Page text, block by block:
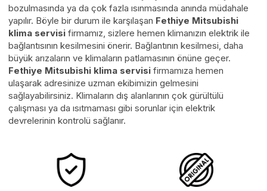
bozulmasında ya da çok fazla ısınmasında anında müdahale
yapılır. Böyle bir durum ile karşılaşan Fethiye Mitsubishi
klima servisi firmamız, sizlere hemen klimanızın elektrik ile
bağlantısının kesilmesini önerir. Bağlantının kesilmesi, daha
büyük arızaların ve klimaların patlamasının önüne geçer.
Fethiye Mitsubishi klima servisi firmamıza hemen
ulaşarak adresinize uzman ekibimizin gelmesini
sağlayabilirsiniz. Klimaların dış alanlarının çok gürültülü
çalışması ya da ısıtmaması gibi sorunlar için elektrik
devrelerinin kontrolü sağlanır.